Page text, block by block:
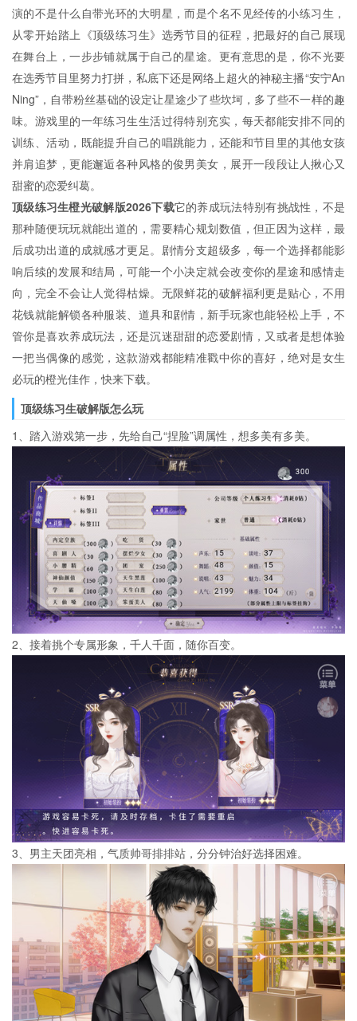
演的不是什么自带光环的大明星，而是个名不见经传的小练习生，
从零开始踏上《顶级练习生》选秀节目的征程，把最好的自己展现
在舞台上，一步步铺就属于自己的星途。更有意思的是，你不光要
在选秀节目里努力打拼，私底下还是网络上超火的神秘主播“安宁An
Ning”，自带粉丝基础的设定让星途少了些坎坷，多了些不一样的趣
味。游戏里的一年练习生生活过得特别充实，每天都能安排不同的
训练、活动，既能提升自己的唱跳能力，还能和节目里的其他女孩
并肩追梦，更能邂逅各种风格的俊男美女，展开一段段让人揪心又
甜蜜的恋爱纠葛。
顶级练习生橙光破解版2026下载它的养成玩法特别有挑战性，不是
那种随便玩玩就能出道的，需要精心规划数值，但正因为这样，最
后成功出道的成就感才更足。剧情分支超级多，每一个选择都能影
响后续的发展和结局，可能一个小决定就会改变你的星途和感情走
向，完全不会让人觉得枯燥。无限鲜花的破解福利更是贴心，不用
花钱就能解锁各种服装、道具和剧情，新手玩家也能轻松上手，不
管你是喜欢养成玩法，还是沉迷甜甜的恋爱剧情，又或者是想体验
一把当偶像的感觉，这款游戏都能精准戳中你的喜好，绝对是女生
必玩的橙光佳作，快来下载。
顶级练习生破解版怎么玩
1、踏入游戏第一步，先给自己“捏脸”调属性，想多美有多美。
2、接着挑个专属形象，千人千面，随你百变。
3、男主天团亮相，气质帅哥排排站，分分钟治好选择困难。